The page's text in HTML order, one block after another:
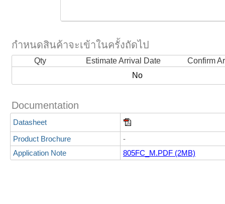
กำหนดสินค้าจะเข้าในครั้งถัดไป
Qty Estimate Arrival Date
Confirm
No
Documentation
Datasheet
Product Brochure
-
Application Note
805FC_M.PDF (2MB)